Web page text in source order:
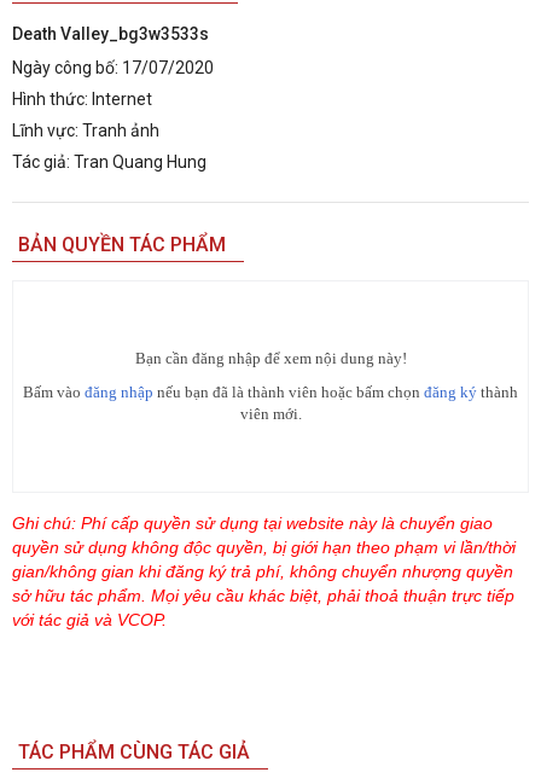
Death Valley_bg3w3533s
Ngày công bố: 17/07/2020
Hình thức: Internet
Lĩnh vực: Tranh ảnh
Tác giả: Tran Quang Hung
BẢN QUYỀN TÁC PHẨM
Bạn cần đăng nhập để xem nội dung này!
Bấm vào đăng nhập nếu bạn đã là thành viên hoặc bấm chọn đăng ký thành
viên mới.
Ghi chú: Phí cấp quyền sử dụng tại website này là chuyển giao
quyền sử dụng không độc quyền, bị giới hạn theo phạm vi lần/thời
gian/không gian khi đăng ký trả phí, không chuyển nhượng quyền
sở hữu tác phẩm. Mọi yêu cầu khác biệt, phải thoả thuận trực tiếp
với tác giả và VCOP.
TÁC PHẨM CÙNG TÁC GIẢ